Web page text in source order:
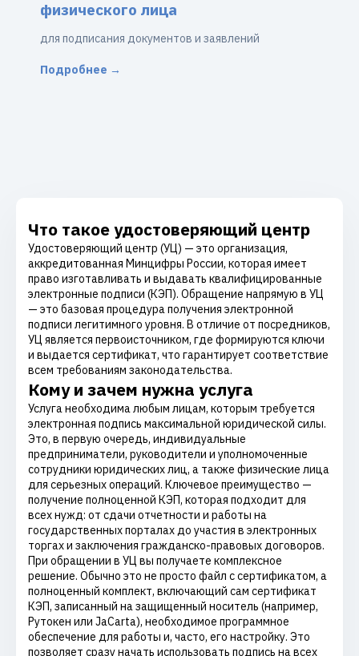
физического лица
для подписания документов и заявлений
Подробнее →
Что такое удостоверяющий центр
Удостоверяющий центр (УЦ) — это организация,
аккредитованная Минцифры России, которая имеет
право изготавливать и выдавать квалифицированные
электронные подписи (КЭП). Обращение напрямую в УЦ
— это базовая процедура получения электронной
подписи легитимного уровня. В отличие от посредников,
УЦ является первоисточником, где формируются ключи
и выдается сертификат, что гарантирует соответствие
всем требованиям законодательства.
Кому и зачем нужна услуга
Услуга необходима любым лицам, которым требуется
электронная подпись максимальной юридической силы.
Это, в первую очередь, индивидуальные
предприниматели, руководители и уполномоченные
сотрудники юридических лиц, а также физические лица
для серьезных операций. Ключевое преимущество —
получение полноценной КЭП, которая подходит для
всех нужд: от сдачи отчетности и работы на
государственных порталах до участия в электронных
торгах и заключения гражданско-правовых договоров.
При обращении в УЦ вы получаете комплексное
решение. Обычно это не просто файл с сертификатом, а
полноценный комплект, включающий сам сертификат
КЭП, записанный на защищенный носитель (например,
Рутокен или JaCarta), необходимое программное
обеспечение для работы и, часто, его настройку. Это
позволяет сразу начать использовать подпись на всех